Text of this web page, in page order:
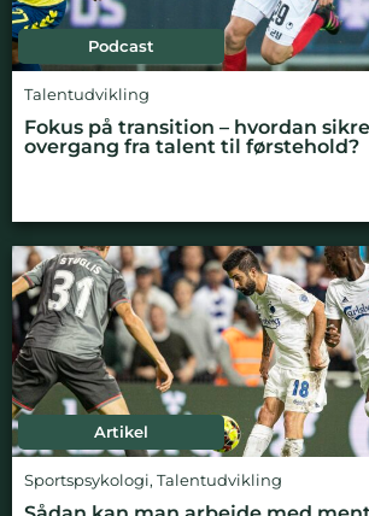
Podcast
Talentudvikling
Fokus på transition – hvordan
overgang fra talent til førstehold?
Artikel
Sportspsykologi, Talentudvikling